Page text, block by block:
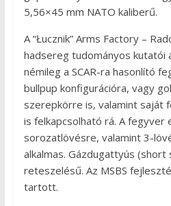
5,56×45 mm NATO kaliberű.
A“Łucznik” Arms Factory –
hadsereg tudományos kutatói
némileg a SCAR-ra hasonlító
bullpup konfigurációra, vagy
szerepkörre is, valamint saját
is felkapcsolható rá. A fegyver
sorozatlövésre, valamint 3-
alkalmas. Gázdugattyús
reteszelésű. Az MSBS
tartott.